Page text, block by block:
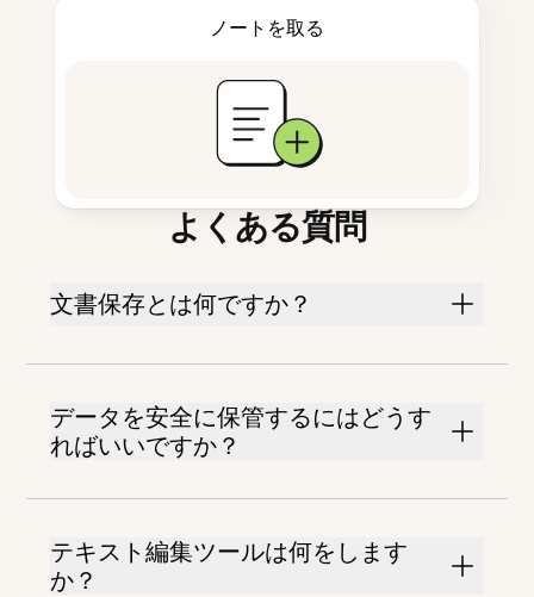
ノートを取る
よくある質問
文書保存とは何ですか？
データを安全に保管するにはどうす
ればいいですか？
テキスト編集ツールは何をします
か？